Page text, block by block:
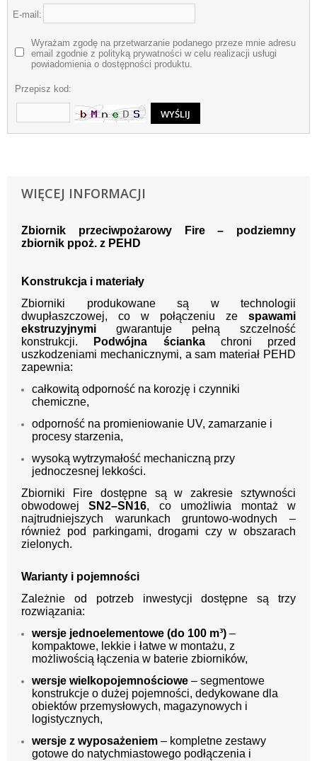
E-mail:
Wyrażam zgodę na przetwarzanie podanego przeze mnie adresu
email zgodnie z polityką prywatności w celu realizacji usługi
powiadomienia o dostępności produktu.
Przepisz kod:
WIĘCEJ INFORMACJI
Zbiornik przeciwpożarowy Fire – podziemny
zbiornik ppoż. z PEHD
Konstrukcja i materiały
Zbiorniki produkowane są w technologii
dwupłaszczowej, co w połączeniu ze spawami
ekstruzyjnymi gwarantuje pełną szczelność
konstrukcji.
Podwójna ściankachroni przed
uszkodzeniami mechanicznymi, a sam materiał PEHD
zapewnia:
całkowitą odporność na korozję i czynniki
chemiczne,
odporność na promieniowanie UV, zamarzanie i
procesy starzenia,
wysoką wytrzymałość mechaniczną przy
jednoczesnej lekkości.
Zbiorniki Fire dostępne są w zakresie sztywności
obwodowejSN2–SN16, co umożliwia montaż w
najtrudniejszych warunkach gruntowo-wodnych –
również pod parkingami, drogami czy w obszarach
zielonych.
Warianty i pojemności
Zależnie od potrzeb inwestycji dostępne są trzy
rozwiązania:
wersje jednoelementowe (do 100 m³) –
kompaktowe, lekkie i łatwe w montażu, z
możliwością łączenia w baterie zbiorników,
wersje wielkopojemnościowe – segmentowe
konstrukcje o dużej pojemności, dedykowane dla
obiektów przemysłowych, magazynowych i
logistycznych,
wersje z wyposażeniem – kompletne zestawy
gotowe do natychmiastowego podłączenia i